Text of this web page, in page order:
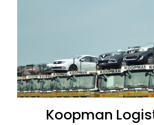
Koopman